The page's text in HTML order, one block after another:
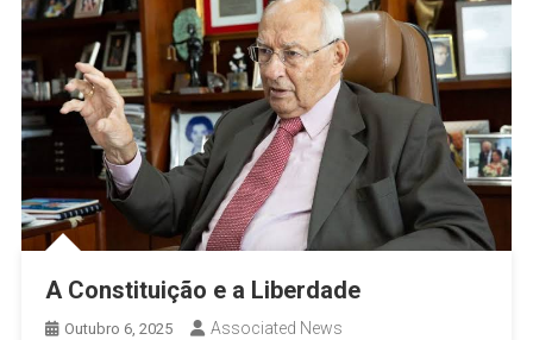
A Constituição e a Liberdade
Outubro 6, 2025 Associated News